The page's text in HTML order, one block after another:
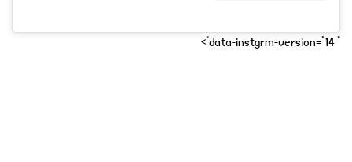
" data-instgrm-version="14">